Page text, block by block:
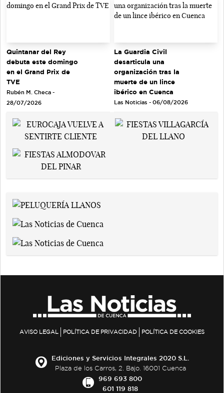
Quintanar del Rey
debuta este domingo
en el Grand Prix de
TVE
Rubén M. Checa -
28/07/2026
La Guardia Civil
desarticula una
organización tras la
muerte de un lince
ibérico en Cuenca
Las Noticias - 06/08/2026
AVISO LEGAL POLÍTICA DE PRIVACIDAD POLÍTICA DE COOKIES
Ediciones y Servicios Integrales 2020 S.L.
Plaza de los Carros, 2. Bajo. 16001 Cuenca
969 693 800
601 119 818